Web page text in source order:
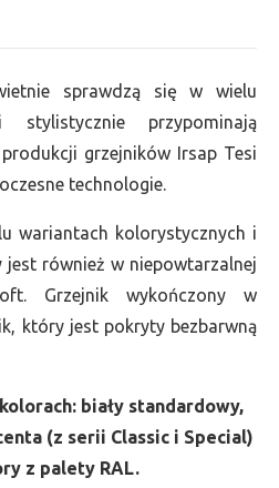
sprawdzą się w wielu
stylistycznie przypominają
grzejników Irsap Tesi
technologie.
wariantach kolorystycznych i
jest również w niepowtarzalnej
Grzejnik wykończony w
który jest pokryty bezbarwną
biały standardowy,
(z serii Classic i Special)
z palety RAL.